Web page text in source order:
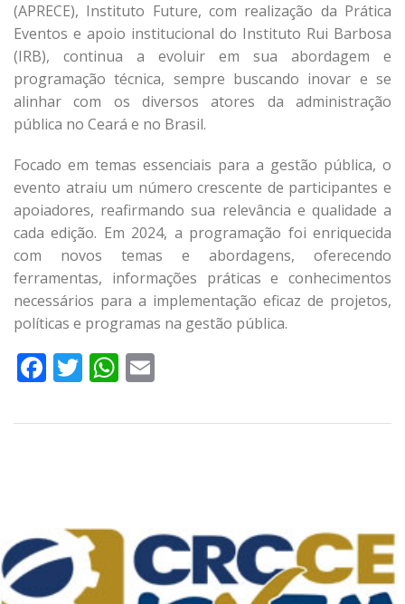
(APRECE), Instituto Future, com realização da Prática
Eventos e apoio institucional do Instituto Rui Barbosa
(IRB), continua a evoluir em sua abordagem e
programação técnica, sempre buscando inovar e se
alinhar com os diversos atores da administração
pública no Ceará e no Brasil.
Focado em temas essenciais para a gestão pública, o
evento atraiu um número crescente de participantes e
apoiadores, reafirmando sua relevância e qualidade a
cada edição. Em 2024, a programação foi enriquecida
com novos temas e abordagens, oferecendo
ferramentas, informações práticas e conhecimentos
necessários para a implementação eficaz de projetos,
políticas e programas na gestão pública.
Facebook
TwitterWhatsApp